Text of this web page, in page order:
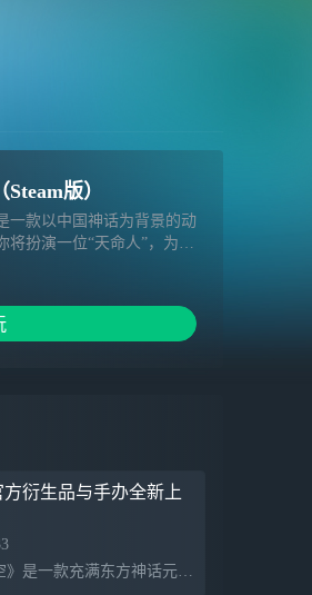
版）
一款以中国神话为背景的动
将扮演一位“天命人”，为了
衍生品与手办全新上
《黑神话：悟空》是一款充满东方神话元素的动作游戏，当前官方推出了多样衍生品，包括杨戬1/12手办和黑神话钟馗雕像。首家线下零售店将于9月25日试营业，提供丰富周边产品，展现游戏的文化魅力。